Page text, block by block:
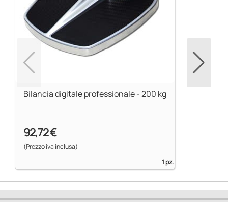
Bilancia digitale professionale - 200 kg
92,72 €
(Prezzo iva inclusa)
1 pz.